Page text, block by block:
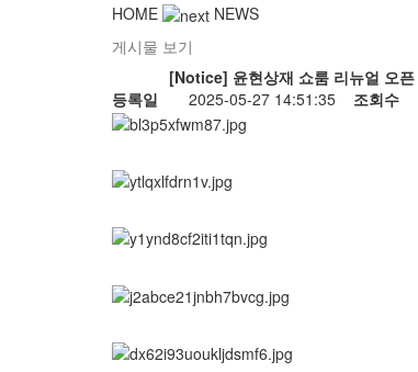
HOME
NEWS
게시물 보기
[Notice] 윤현상재 쇼룸 리뉴얼 오픈
등록일
2025-05-27 14:51:35 조회수